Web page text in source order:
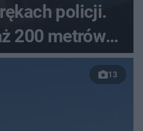
policji.
200 metrów
drogi
13